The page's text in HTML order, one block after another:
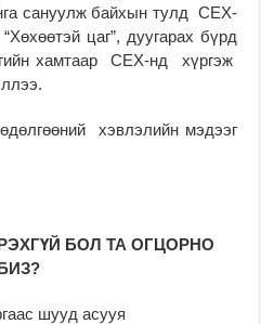
сануулж байхын тулд СЕХ-
цаг”, дуугарах бүрд
хамтаар СЕХ-нд хүргэж
хэвлэлийн мэдээг
БОЛ ТА ОГЦОРНО
шууд асууя